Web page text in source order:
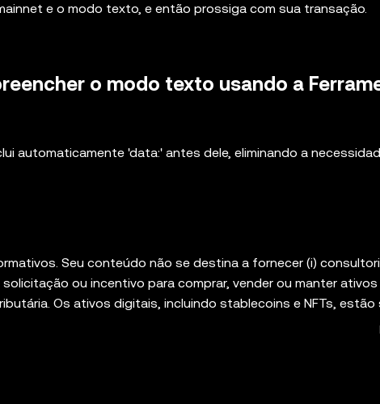
e o modo texto, e então prossiga com sua transação.
o modo texto usando a
automaticamente 'data:' antes dele, eliminando a
Seu conteúdo não se destina a fornecer (i)
ou incentivo para comprar, vender ou manter
Os ativos digitais, incluindo stablecoins e NFTs,